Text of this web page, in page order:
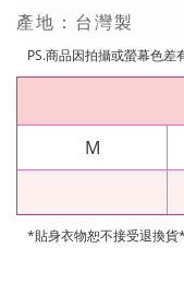
產地：台灣製
PS.商品因拍攝或螢幕色差
M
*貼身衣物恕不接受退換貨*